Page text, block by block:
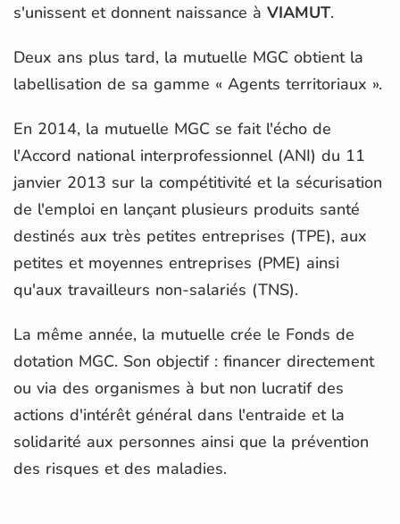
s'unissent et donnent naissance à VIAMUT.
Deux ans plus tard, la mutuelle MGC obtient la
labellisation de sa gamme « Agents territoriaux ».
En 2014, la mutuelle MGC se fait l'écho de
l'Accord national interprofessionnel (ANI) du 11
janvier 2013 sur la compétitivité et la sécurisation
de l'emploi en lançant plusieurs produits santé
destinés aux très petites entreprises (TPE), aux
petites et moyennes entreprises (PME) ainsi
qu'aux travailleurs non-salariés (TNS).
La même année, la mutuelle crée le Fonds de
dotation MGC. Son objectif : financer directement
ou via des organismes à but non lucratif des
actions d'intérêt général dans l'entraide et la
solidarité aux personnes ainsi que la prévention
des risques et des maladies.